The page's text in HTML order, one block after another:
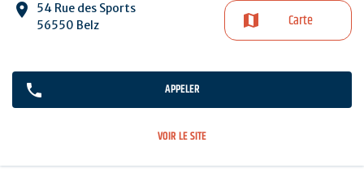
54 Rue des Sports
56550 Belz
Carte
APPELER
VOIR LE SITE